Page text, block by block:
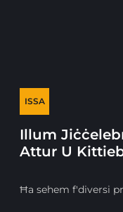
ISSA
Illum
Attur U
Ħa sehem f'diversi